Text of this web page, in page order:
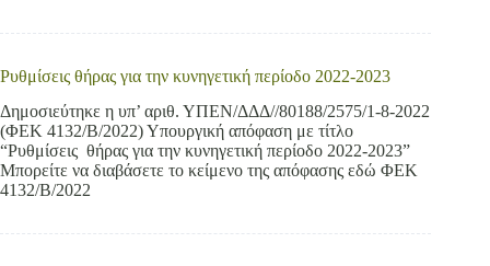
Ρυθμίσεις θήρας για την κυνηγετική περίοδο 2022-2023
Δημοσιεύτηκε η υπ’ αριθ. ΥΠΕΝ/ΔΔΔ//80188/2575/1-8-2022
(ΦΕΚ 4132/Β/2022) Υπουργική απόφαση με τίτλο
“Ρυθμίσεις θήρας για την κυνηγετική περίοδο 2022-2023”
Μπορείτε να διαβάσετε το κείμενο της απόφασης εδώ ΦΕΚ
4132/Β/2022